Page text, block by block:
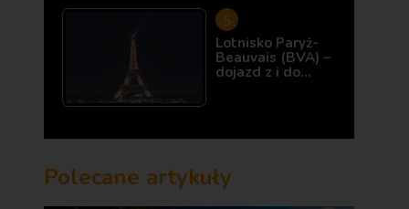
Lotnisko Paryż-
Beauvais (BVA) –
dojazd z i do…
Polecane artykuły